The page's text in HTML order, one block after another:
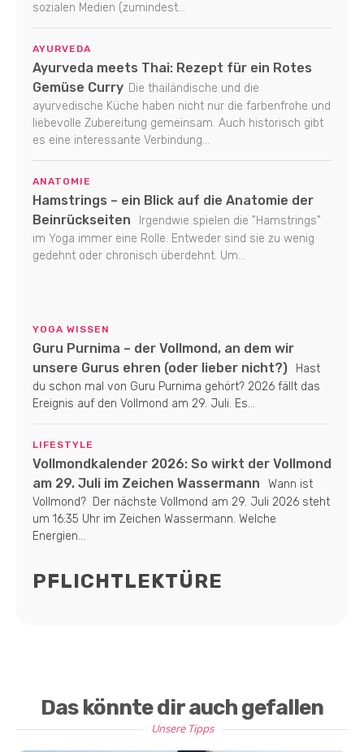
sozialen Medien (zumindest...
AYURVEDA
Ayurveda meets Thai: Rezept für ein Rotes
Gemüse Curry Die thailändische und die
ayurvedische Küche haben nicht nur die farbenfrohe und
liebevolle Zubereitung gemeinsam. Auch historisch gibt
es eine interessante Verbindung...
ANATOMIE
Hamstrings – ein Blick auf die Anatomie der
Beinrückseiten
Irgendwie spielen die "Hamstrings"
im Yoga immer eine Rolle. Entweder sind sie zu wenig
gedehnt oder chronisch überdehnt. Um...
YOGA WISSEN
Guru Purnima – der Vollmond, an dem wir
unsere Gurus ehren (oder lieber nicht?)
Hast
du schon mal von Guru Purnima gehört? 2026 fällt das
Ereignis auf den Vollmond am 29. Juli. Es...
LIFESTYLE
Vollmondkalender 2026: So wirkt der Vollmond
am 29. Juli im Zeichen Wassermann
Wann ist
Vollmond? Der nächste Vollmond am 29. Juli 2026 steht
um 16:35 Uhr im Zeichen Wassermann. Welche
Energien...
PFLICHTLEKTÜRE
Das könnte dir auch gefallen
Unsere Tipps